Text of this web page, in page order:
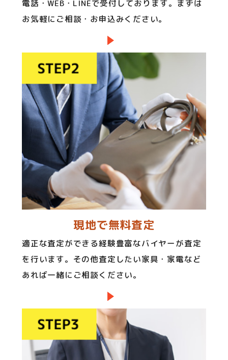
電話・WEB・LINEで受付しております。まずは
お気軽にご相談・お申込みください。
現地で無料査定
適正な査定ができる経験豊富なバイヤーが査定
を行います。その他査定したい家具・家電など
あれば一緒にご相談ください。